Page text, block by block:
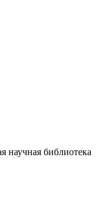
научная библиотека